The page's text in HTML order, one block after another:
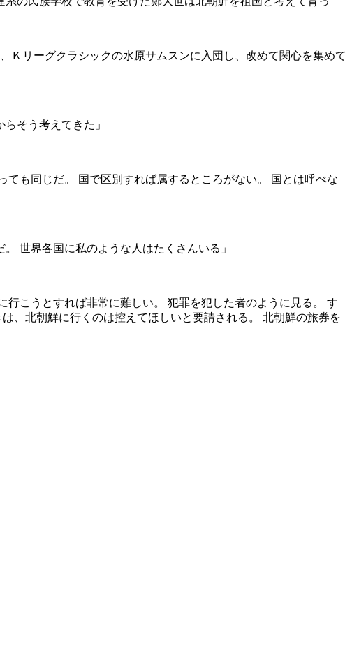
Ｋリーグクラシックの水原サムスンに入団し、改めて関心を集めて
そう考えてきた」
ても同じだ。 国で区別すれば属するところがない。 国とは呼べな
世界各国に私のような人はたくさんいる」
行こうとすれば非常に難しい。 犯罪を犯した者のように見る。 す
、北朝鮮に行くのは控えてほしいと要請される。 北朝鮮の旅券を